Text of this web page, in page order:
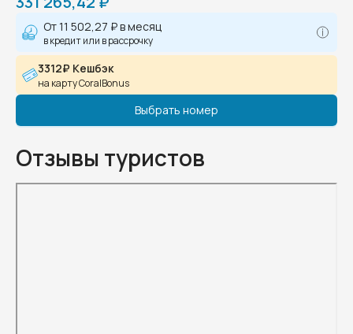
От11 502,27 ₽в месяц
в кредит или в рассрочку
3312₽ Кешбэк
на карту CoralBonus
Выбрать номер
Отзывы туристов